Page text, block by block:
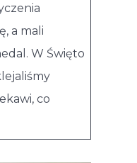
a mali
W Święto
co